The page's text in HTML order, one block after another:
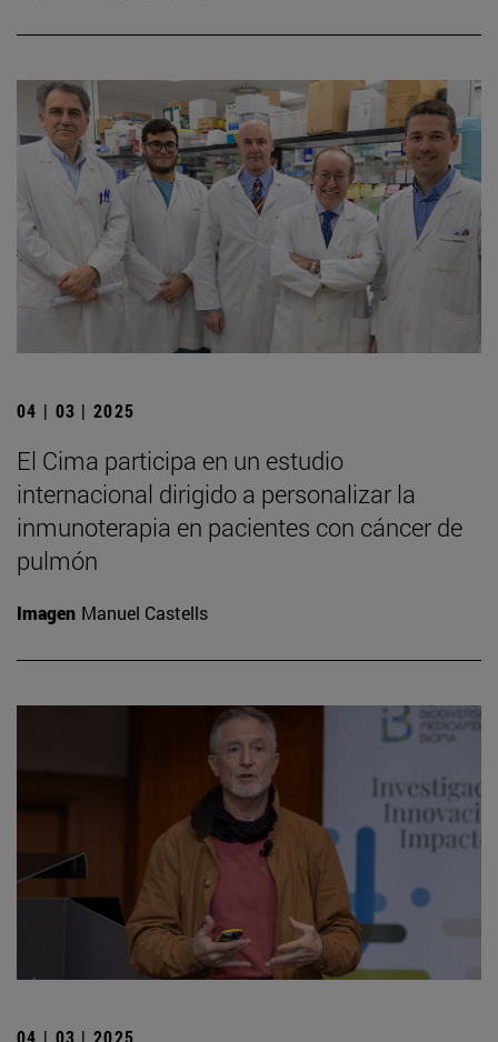
04 | 03 | 2025
El Cima participa en un estudio
internacional dirigido a personalizar la
inmunoterapia en pacientes con cáncer de
pulmón
Imagen Manuel Castells
04 | 03 | 2025